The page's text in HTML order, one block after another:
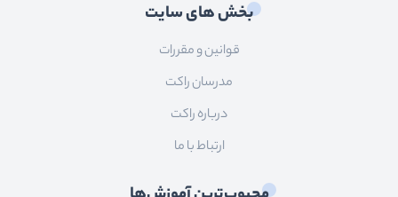
بخش های سایت
قوانین و مقررات
مدرسان راکت
درباره راکت
ارتباط با ما